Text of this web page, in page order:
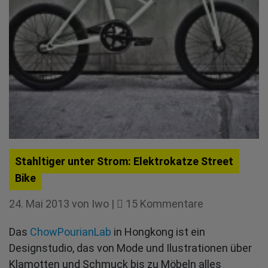
Stahltiger unter Strom: Elektrokatze Street
Bike
24. Mai 2013 von Iwo | 15 Kommentare
unter
Strom:
Das ChowPourianLab in Hongkong ist ein
Designstudio, das von Mode und Ilustrationen über
Klamotten und Schmuck bis zu Möbeln alles